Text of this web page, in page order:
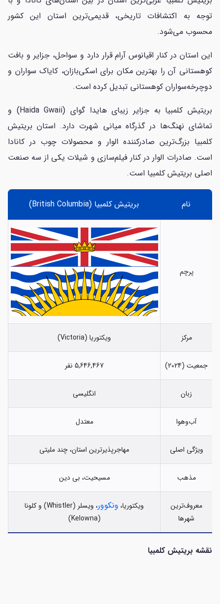
توجه به اکتشافات تاریخی، قدیمی‌ترین استان این کشور
محسوب می‌شود.
این استان در کنار اقیانوس آرام قرار دارد و سواحل، جزایر و بافت
کوهستانی آن را بهترین مکان برای اسکی‌بازان، کایاک سواران و
دوچرخه‌سواران کوهستانی تبدیل کرده است.
بریتیش کلمبیا به جزایر زیبای هایدا گوای (Haida Gwaii) و
تماشای نهنگ‌ها در گذرگاه میانی شهرت دارد. استان بریتیش
کلمبیا بزرگ‌ترین صادرکننده الوار و محصولات چوب در کانادا
است. صادرات الوار در کنار فیلم‌سازی و شیلات یکی از سه صنعت
اصلی بریتیش کلمبیا است.
نام بریتیش کلمبیا (British Columbia)
پرچم
مرکز ویکتوریا (Victoria)
جمعیت (2024) 5,646,467 نفر
زبان انگلیسی
آب‌وهوا معتدل
ویژگی اصلی مهاجرپذیرترین استان، چند ملیتی
مذهب مسیحیت، بی دین
معروف‌ترین
شهرها
ویکتوریا، ونکوور
، ویسلر (Whistler) و کلونا
(Kelowna)
نقشه بریتیش کلمبیا